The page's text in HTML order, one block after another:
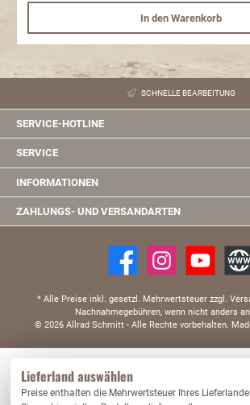
Gasdruckdämpfer) 2x Stoßdämpfer Hinterachse
Hochleistungs-Gasdruckdämpfer) 1x TÜV-Teilegutachten
Achslasten: max. 1406kg Nicht für Fahrzeuge mit
für Fahrzeuge mit der Handelsbezeichnung Wrangler
In den Warenkorb
SCHNELLE BEARBEITUNG
SERVICE-HOTLINE
SERVICE
INFORMATIONEN
ZAHLUNGS- UND VERSANDARTEN
* Alle Preise inkl. gesetzl. Mehrwertsteuer zzgl.
Nachnahmegebühren, wenn nicht anders
© 2026 Allrad Schmitt - Alle Rechte vorbehalten.
Lieferland auswählen
Preise enthalten die Mehrwertsteuer Ihres
Nur technisch notwendige